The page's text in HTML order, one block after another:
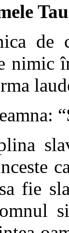
de
nimic
fie